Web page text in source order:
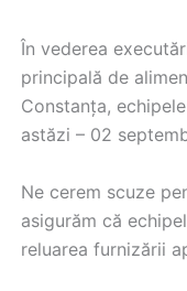
În vederea
principală de
Constanța,
astăzi – 02
Ne cerem scuze
asigurăm că
reluarea furnizării